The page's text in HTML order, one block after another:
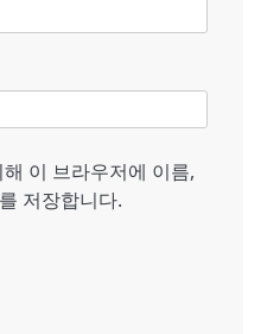
이 브라우저에 이름,
저장합니다.